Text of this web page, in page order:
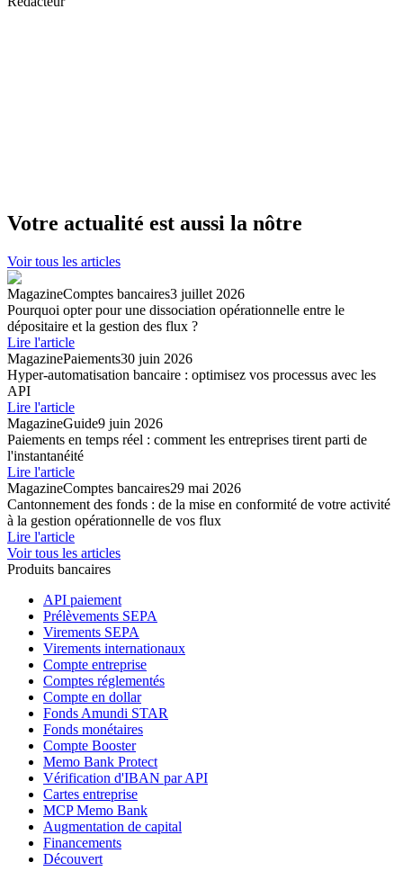
Votre actualité est aussi la nôtre
Voir tous les articles
MagazineComptes bancaires3 juillet 2026
Pourquoi opter pour une dissociation opérationnelle entre le
dépositaire et la gestion des flux ?
Lire l'article
MagazinePaiements30 juin 2026
Hyper-automatisation bancaire : optimisez vos processus avec les
API
Lire l'article
MagazineGuide9 juin 2026
Paiements en temps réel : comment les entreprises tirent parti de
l'instantanéité
Lire l'article
MagazineComptes bancaires29 mai 2026
Cantonnement des fonds : de la mise en conformité de votre activité
à la gestion opérationnelle de vos flux
Lire l'article
Voir tous les articles
Produits bancaires
API paiement
Prélèvements SEPA
Virements SEPA
Virements internationaux
Compte entreprise
Comptes réglementés
Compte en dollar
Fonds Amundi STAR
Fonds monétaires
Compte Booster
Memo Bank Protect
Vérification d'IBAN par API
Cartes entreprise
MCP Memo Bank
Augmentation de capital
Financements
Découvert